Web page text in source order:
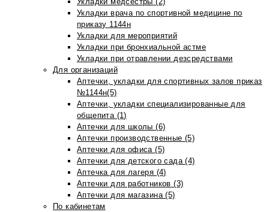
Укладки врача по спортивной медицине по
приказу 1144н
Укладки для мероприятий
Укладки при бронхиальной астме
Укладки при отравлении дезсредствами
Для организаций
Аптечки, укладки для спортивных залов приказ
№1144н(5)
Аптечки, укладки специализированные для
общепита (1)
Аптечки для школы (6)
Аптечки производственные (5)
Аптечки для офиса (5)
Аптечки для детского сада (4)
Аптечка для лагеря (4)
Аптечки для работников (3)
Аптечки для магазина (5)
По кабинетам